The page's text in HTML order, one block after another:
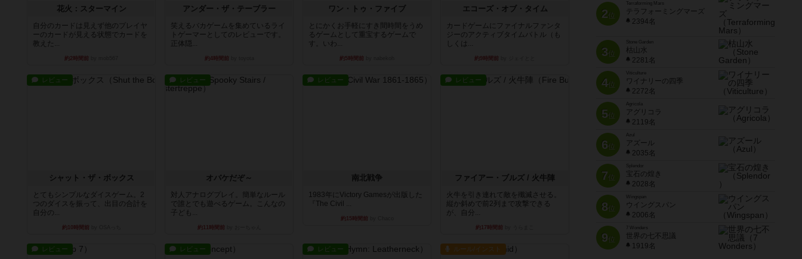
花火：スターマイン
自分のカードは見えず他のプレイヤ
ーのカードが見える状態でカードを
教えた...
約2時間前
アンダー・ザ・テーブラー
笑えるバカゲームを集めているライ
トゲーマーとしてのレビューです。
正体隠...
約4時間前
ワン・トゥ・ファイブ
とにかくお手軽にすき間時間をうめ
るゲームとして重宝するゲームで
す。いわ...
約5時間前
エコーズ・オブ・タイム
カードゲームにファイナルファンタ
ジーのアクティブタイムバトル（も
しくは...
約9時間前
レビュー
シャット・ザ・ボックス
とてもシンプルなダイスゲーム。2
つのダイスを振って、出目の合計を
自分の...
約10時間前
レビュー
オバケだぞ～
対人アナログプレイ。簡単なルール
で誰とでも遊べるゲーム。こんなの
子ども...
約11時間前
レビュー
南北戦争
1983年にVictory Gamesが出版した
『The Civil ...
約15時間前
レビュー
ファイアー・ブルズ / 火牛陣
火牛を引き連れて敵を殲滅させる。
縦か斜めで前2列まで攻撃できる
が、自分...
約17時間前
レビュー レビュー レビュー ルール/インスト
2位
Terraforming Mars
テラフォーミングマーズ
2394名
3位
Stone Garden
枯山水
2281名
4位
Viticulture
ワイナリーの四季
2272名
5位
Agricola
アグリコラ
2119名
6位
Azul
アズール
2035名
7位
宝石の煌き
2028名
8位
Wingspan
ウイングスパン
2006名
9位
7 Wonders
世界の七不思議
1919名